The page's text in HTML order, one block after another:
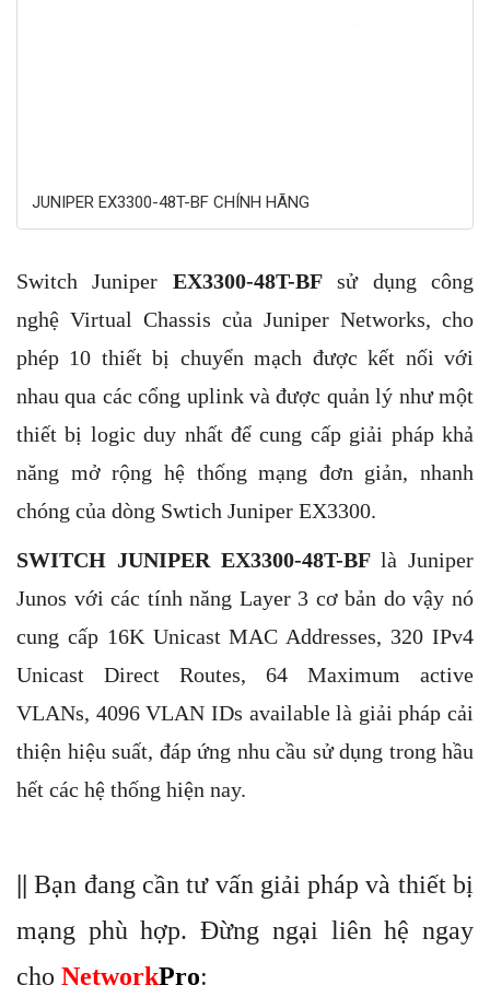
JUNIPER EX3300-48T-BF CHÍNH HÃNG
Switch Juniper EX3300-48T-BFsử dụng công
nghệ Virtual Chassis của Juniper Networks, cho
phép 10 thiết bị chuyển mạch được kết nối với
nhau qua các cổng uplink và được quản lý như một
thiết bị logic duy nhất để cung cấp giải pháp khả
năng mở rộng hệ thống mạng đơn giản, nhanh
chóng của dòng Swtich Juniper EX3300.
SWITCH JUNIPER EX3300-48T-BFlà Juniper
Junos với các tính năng Layer 3 cơ bản do vậy nó
cung cấp 16K Unicast MAC Addresses, 320 IPv4
Unicast Direct Routes, 64 Maximum active
VLANs, 4096 VLAN IDs available là giải pháp cải
thiện hiệu suất, đáp ứng nhu cầu sử dụng trong hầu
hết các hệ thống hiện nay.
|| Bạn đang cần tư vấn giải pháp và thiết bị
mạng phù hợp. Đừng ngại liên hệ ngay
cho NetworkPro: